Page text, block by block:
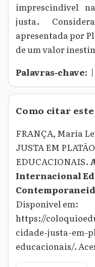
imprescindível
justa.
apresentada por
de um valor
Palavras‑chave: |
Como citar
FRANÇA, Maria
JUSTA EM
EDUCACIONAIS.
Internacional
Disponível em:
https://
cidade-justa-em-
educacionais/.